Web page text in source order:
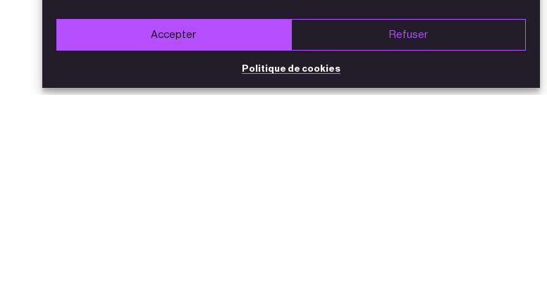
Accepter Refuser
Politique de cookies